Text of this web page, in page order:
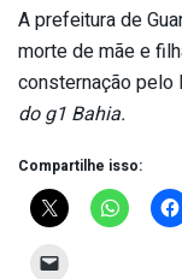
A prefeitura de
morte de mãe e
consternação pelo
do g1 Bahia.
Compartilhe isso: